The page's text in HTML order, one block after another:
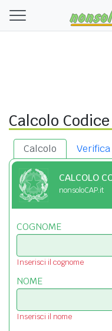
Calcolo
Calcolo Verifica
CALCOLO
nonsoloCAP.it
COGNOME
Inserisci il cognome
NOME
Inserisci il nome